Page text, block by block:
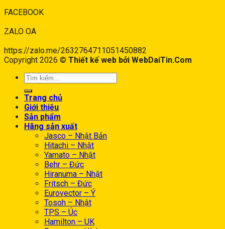
FACEBOOK
ZALO OA
https://zalo.me/2632764711051450882
Copyright 2026 © Thiết kế web bởi WebDaiTin.Com
Trang chủ
Giới thiệu
Sản phẩm
Hãng sản xuất
Jasco – Nhật Bản
Hitachi – Nhật
Yamato – Nhật
Behr – Đức
Hiranuma – Nhật
Fritsch – Đức
Eurovector – Ý
Tosoh – Nhật
TPS – Úc
Hamilton – UK